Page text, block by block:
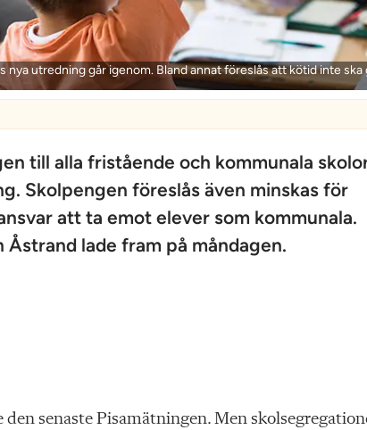
utredning går igenom. Bland annat föreslås att kötid inte ska
till alla fristående och kommunala
Skolpengen föreslås även minskas för
att ta emot elever som kommunala.
lade fram på måndagen.
senaste Pisamätningen. Men